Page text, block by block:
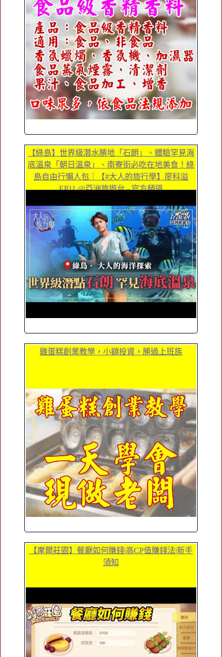
【綠島】世界級潛水勝地「石朗」、體驗罕見海
底溫泉「朝日溫泉」、南寮街必吃在地美食！綠
島自由行懶人包｜【#大人的旅行學】廖科溢
EP11 @亞洲旅遊台 - 官方頻道
雞蛋糕創業教學，小額投資，勝過上班族
【摩爾莊園】餐廳如何賺錢|高CP值賺錢法|新手
須知